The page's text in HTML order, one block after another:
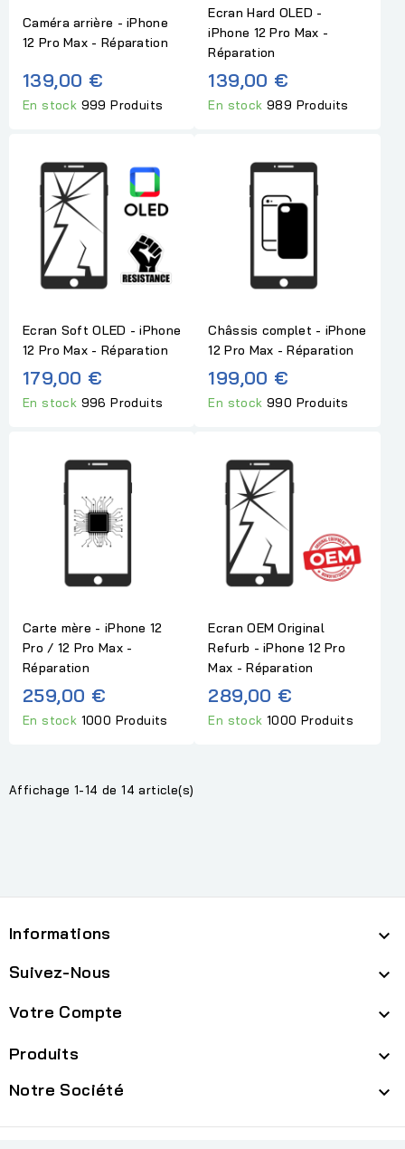
Caméra arrière - iPhone
12 Pro Max - Réparation
139,00 €
En stock 999 Produits
Ecran Hard OLED -
iPhone 12 Pro Max -
Réparation
139,00 €
En stock989 Produits
Ecran Soft OLED - iPhone
12 Pro Max - Réparation
179,00 €
En stock 996 Produits
Châssis complet - iPhone
12 Pro Max - Réparation
199,00 €
En stock990 Produits
Carte mère - iPhone 12
Pro / 12 Pro Max -
Réparation
259,00 €
En stock 1000 Produits
Ecran OEM Original
Refurb - iPhone 12 Pro
Max - Réparation
289,00 €
En stock1000 Produits
Affichage 1-14 de 14 article(s)
Informations 
Suivez-Nous 
Votre Compte 
Produits 
Notre Société 